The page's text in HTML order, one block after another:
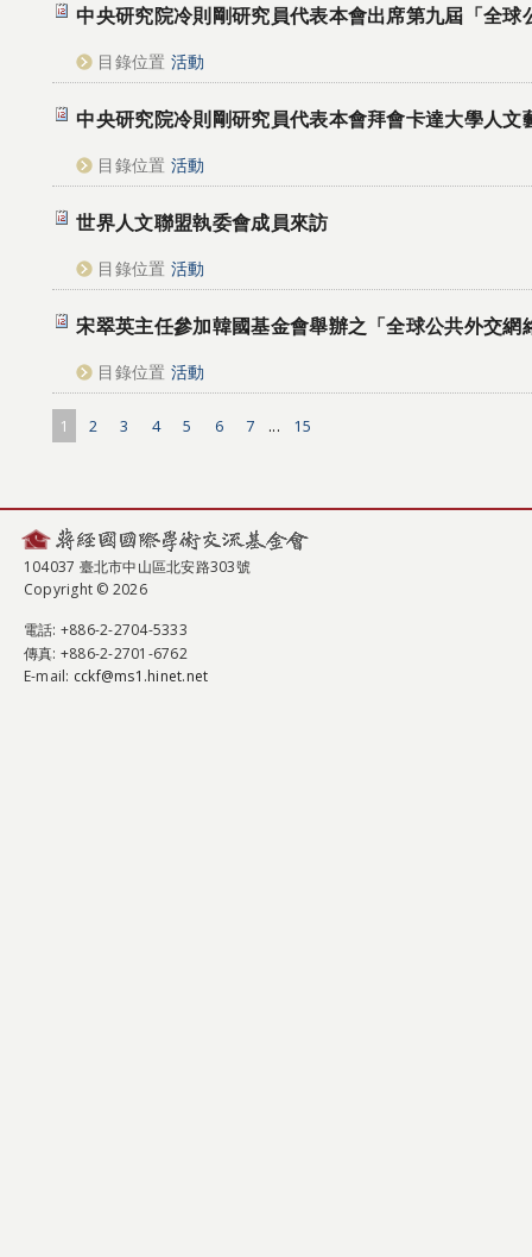
中央研究院冷則剛研究員代表本會出席第九屆「全球
目錄位置 活動
中央研究院冷則剛研究員代表本會拜會卡達大學人文
目錄位置 活動
世界人文聯盟執委會成員來訪
目錄位置 活動
宋翠英主任參加韓國基金會舉辦之「全球公共外交網
目錄位置 活動
1 2 3 4 5 6 7 ... 15
104037 臺北市中山區北安路303號
Copyright © 2026
電話: +886-2-2704-5333
傳真: +886-2-2701-6762
E-mail: cckf@ms1.hinet.net